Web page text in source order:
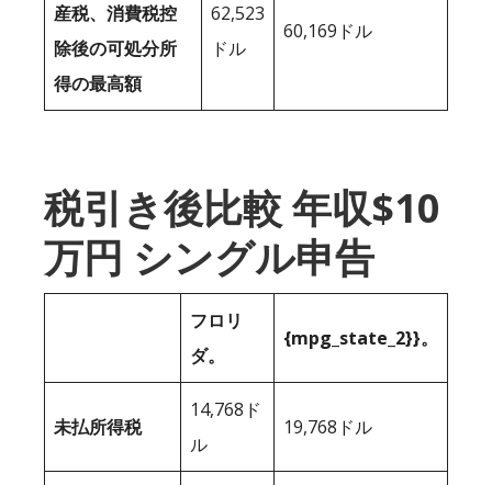
産税、消費税控
除後の可処分所
得の最高額
62,523
ドル
60,169ドル
税引き後比較 年収$10
万円 シングル申告
フロリ
ダ。
{mpg_state_2}}。
未払所得税
14,768ド
ル
19,768ドル